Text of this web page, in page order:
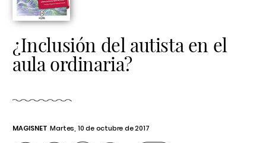
¿Inclusión del autista en el
aula ordinaria?
MAGISNET Martes, 10 de octubre de 2017